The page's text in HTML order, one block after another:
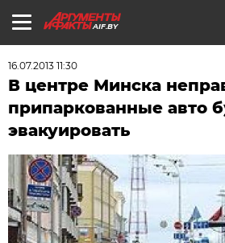
AIF.BY
16.07.2013 11:30
В центре Минска
припаркованные авто
эвакуировать